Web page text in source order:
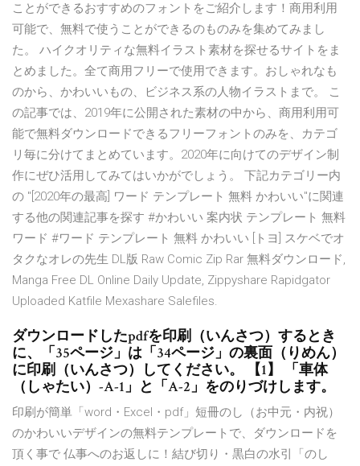
ことができるおすすめのフォントをご紹介します！商用利用
可能で、無料で使うことができるのものみを集めてみまし
た。 ハイクオリティな無料イラスト素材を探せるサイトをま
とめました。全て商用フリーで使用できます。おしゃれなも
のから、かわいいもの、ビジネス系の人物イラストまで。 こ
の記事では、2019年に公開された素材の中から、商用利用可
能で無料ダウンロードできるフリーフォントのみを、カテゴ
リ毎に分けてまとめています。2020年に向けてのデザイン制
作にぜひ活用してみてはいかがでしょう。 下記カテゴリー内
の "[2020年の最高] ワード テンプレート 無料 かわいい"に関連
する他の関連記事を探す #かわいい 案内状 テンプレート 無料
ワード #ワード テンプレート 無料 かわいい [トヨ] スケベでオ
タクなオレの先生 DL版 Raw Comic Zip Rar 無料ダウンロード,
Manga Free DL Online Daily Update, Zippyshare Rapidgator
Uploaded Katfile Mexashare Salefiles.
ダウンロードしたpdfを印刷（いんさつ）するとき
に、「35ページ」は「34ページ」の裏面（りめん）
に印刷（いんさつ）してください。 【1】 「車体
（しゃたい）-A-1」と「A-2」をのりづけします。
印刷が簡単「word・Excel・pdf」短冊のし（お中元・内祝）
のかわいいデザインの無料テンプレートで、ダウンロードを
頂く事で 仏事へのお返しに！結び切り・黒白の水引「のし